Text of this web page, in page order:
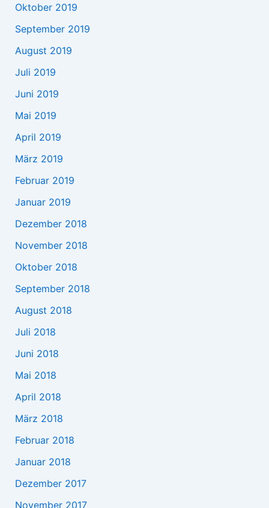
Oktober 2019
September 2019
August 2019
Juli 2019
Juni 2019
Mai 2019
April 2019
März 2019
Februar 2019
Januar 2019
Dezember 2018
November 2018
Oktober 2018
September 2018
August 2018
Juli 2018
Juni 2018
Mai 2018
April 2018
März 2018
Februar 2018
Januar 2018
Dezember 2017
November 2017